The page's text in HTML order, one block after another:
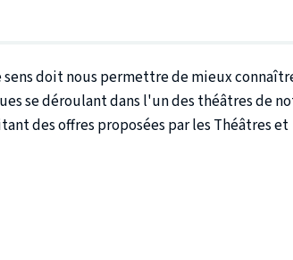
doit nous permettre de mieux
se déroulant dans l'un des théâtres de
des offres proposées par les Théâtres et